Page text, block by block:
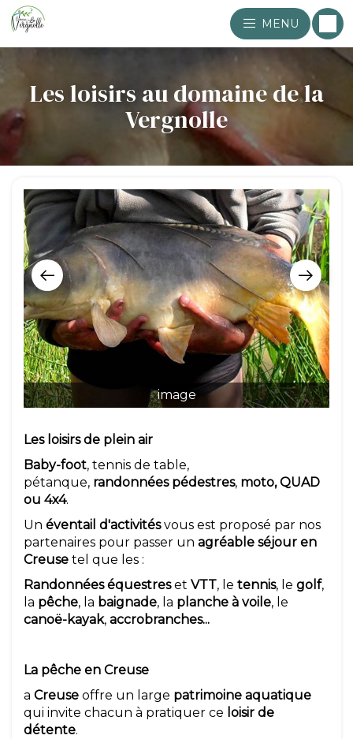
MENU
Les loisirs au domaine de la
Vergnolle
image
Les loisirs de plein air
Baby-foot, tennis de table,
pétanque, randonnées pédestres, moto, QUAD
ou 4x4.
Un éventail d'activitésvous est proposé par nos
partenaires pour passer un agréable séjour en
Creuse tel que les :
Randonnées équestreset VTT, le tennis, le golf,
la pêche, la baignade, la planche à voile, le
canoë-kayak, accrobranches...
La pêche en Creuse
a Creuse offre un large patrimoine aquatique
qui invite chacun à pratiquer ce loisir de
détente.